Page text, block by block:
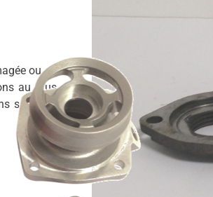
ou de
au plus
se priver